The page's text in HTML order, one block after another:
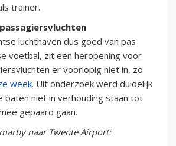
trainer.
luchthaven dus goed van pas
voetbal, zit een heropening voor
er voorlopig niet in, zo
week. Uit onderzoek werd duidelijk
baten niet in verhouding staan tot
gepaard gaan.
naar Twente Airport: